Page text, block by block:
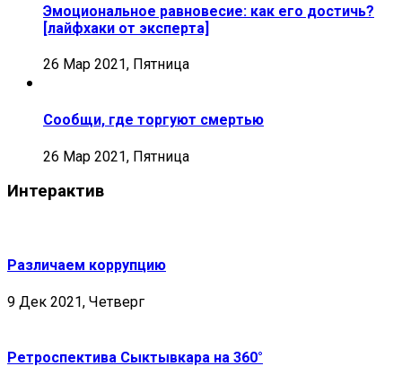
Эмоциональное равновесие: как его достичь?
[лайфхаки от эксперта]
26 Мар 2021, Пятница
Сообщи, где торгуют смертью
26 Мар 2021, Пятница
Интерактив
Различаем коррупцию
9 Дек 2021, Четверг
Ретроспектива Сыктывкара на 360°